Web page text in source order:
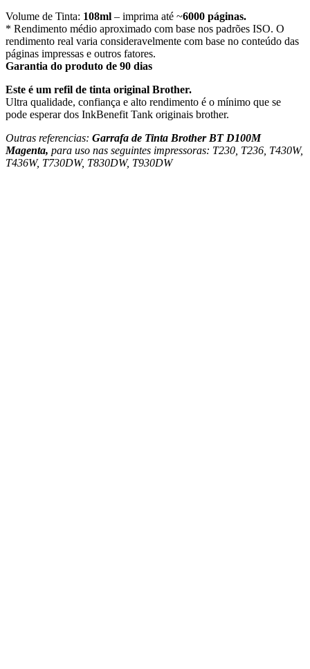
Volume de Tinta: 108ml – imprima até ~6000 páginas.
* Rendimento médio aproximado com base nos padrões ISO. O
rendimento real varia consideravelmente com base no conteúdo das
páginas impressas e outros fatores.
Garantia do produto de 90 dias
Este é um refil de tinta original Brother.
Ultra qualidade, confiança e alto rendimento é o mínimo que se
pode esperar dos InkBenefit Tank originais brother.
Outras referencias: Garrafa de Tinta Brother BT D100M
Magenta, para uso nas seguintes impressoras: T230, T236, T430W,
T436W, T730DW, T830DW, T930DW